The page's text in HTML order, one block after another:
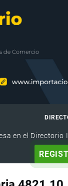
en el